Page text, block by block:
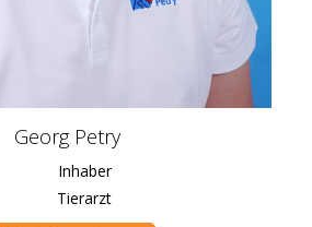
Georg Petry
Inhaber
Tierarzt